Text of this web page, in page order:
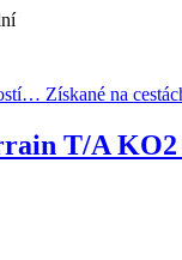
Získané na
T/A KO2